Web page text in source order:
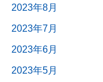
2023年8月
2023年7月
2023年6月
2023年5月